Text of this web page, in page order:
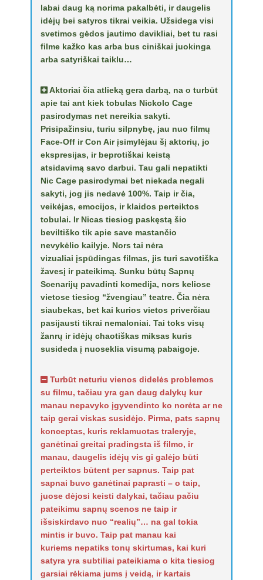
labai daug ką norima pakalbėti, ir daugelis
idėjų bei satyros tikrai veikia. Užsidega visi
svetimos gėdos jautimo davikliai, bet tu rasi
filme kažko kas arba bus ciniškai juokinga
arba satyriškai taiklu…
Aktoriai čia atlieką gera darbą, na o turbūt
apie tai ant kiek tobulas Nickolo Cage
pasirodymas net nereikia sakyti.
Prisipažinsiu, turiu silpnybę, jau nuo filmų
Face-Off ir Con Air įsimylėjau šį aktorių, jo
ekspresijas, ir beprotiškai keistą
atsidavimą savo darbui. Tau gali nepatikti
Nic Cage pasirodymai bet niekada negali
sakyti, jog jis nedavė 100%. Taip ir čia,
veikėjas, emocijos, ir klaidos perteiktos
tobulai. Ir Nicas tiesiog paskęstą šio
beviltiško tik apie save mastančio
nevykėlio kailyje. Nors tai nėra
vizualiai įspūdingas filmas, jis turi savotiška
žavesį ir pateikimą. Sunku būtų Sapnų
Scenarijų pavadinti komedija, nors keliose
vietose tiesiog “žvengiau” teatre. Čia nėra
siaubekas, bet kai kurios vietos priverčiau
pasijausti tikrai nemaloniai. Tai toks visų
žanrų ir idėjų chaotiškas miksas kuris
susideda į nuoseklia visumą pabaigoje.
Turbūt neturiu vienos didelės problemos
su filmu, tačiau yra gan daug dalykų kur
manau nepavyko įgyvendinto ko norėta ar ne
taip gerai viskas susidėjo. Pirma, pats sapnų
konceptas, kuris reklamuotas traleryje,
ganėtinai greitai pradingsta iš filmo, ir
manau, daugelis idėjų vis gi galėjo būti
perteiktos būtent per sapnus. Taip pat
sapnai buvo ganėtinai paprasti – o taip,
juose dėjosi keisti dalykai, tačiau pačiu
pateikimu sapnų scenos ne taip ir
išsiskirdavo nuo “realių”… na gal tokia
mintis ir buvo. Taip pat manau kai
kuriems nepatiks tonų skirtumas, kai kuri
satyra yra subtiliai pateikiama o kita tiesiog
garsiai rėkiama jums į veidą, ir kartais